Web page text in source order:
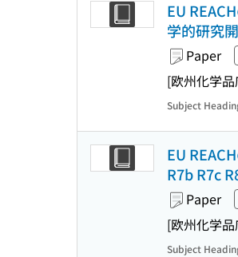
EU
学的研究
Paper
[欧州化学
Subject
EU
R7b R7c
Paper
[欧州化学
Subject